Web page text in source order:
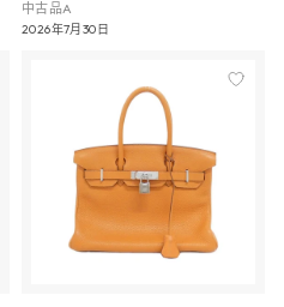
中古品A
2026年7月30日